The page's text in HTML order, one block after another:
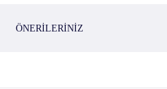
ÖNERILERINIZ